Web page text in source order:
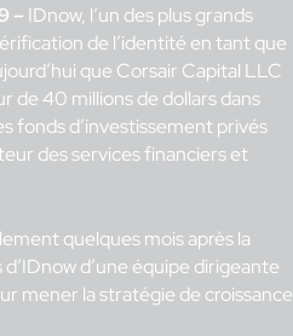
– IDnow, l’un des plus grands
de l’identité en tant que
que Corsair Capital LLC
de 40 millions de dollars dans
fonds d’investissement privés
des services financiers et
quelques mois après la
d’une équipe dirigeante
mener la stratégie de croissance